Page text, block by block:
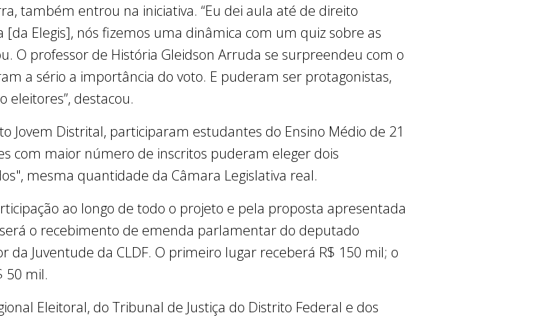
também entrou na iniciativa. “Eu dei aula até de direito
Elegis], nós fizemos uma dinâmica com um quiz sobre as
O professor de História Gleidson Arruda se surpreendeu com o
a sério a importância do voto. E puderam ser protagonistas,
destacou.
Jovem Distrital, participaram estudantes do Ensino Médio de 21
com maior número de inscritos puderam eleger dois
mesma quantidade da Câmara Legislativa real.
ao longo de todo o projeto e pela proposta apresentada
o recebimento de emenda parlamentar do deputado
da Juventude da CLDF. O primeiro lugar receberá R$ 150 mil; o
50 mil.
Eleitoral, do Tribunal de Justiça do Distrito Federal e dos